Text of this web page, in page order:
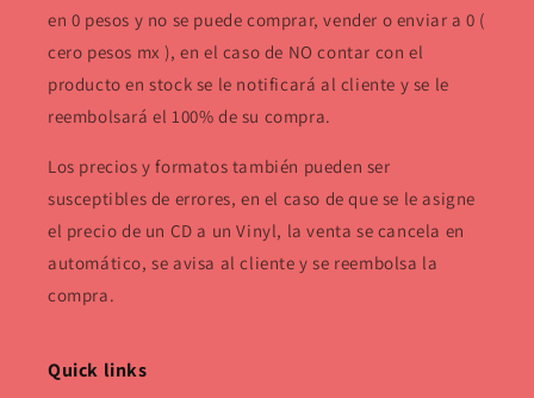
en 0 pesos y no se puede comprar, vender o enviar a 0 (
cero pesos mx ), en el caso de NO contar con el
producto en stock se le notificará al cliente y se le
reembolsará el 100% de su compra.
Los precios y formatos también pueden ser
susceptibles de errores, en el caso de que se le asigne
el precio de un CD a un Vinyl, la venta se cancela en
automático, se avisa al cliente y se reembolsa la
compra.
Quick links